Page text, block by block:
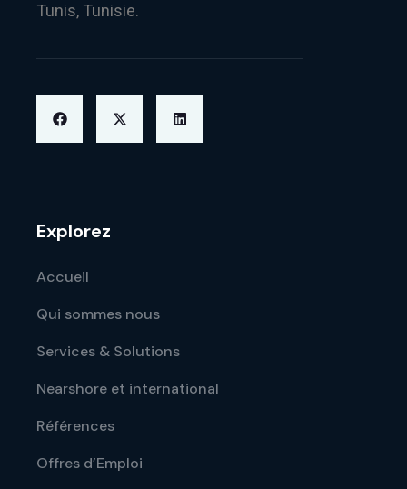
Tunis, Tunisie.
Explorez
Accueil
Qui sommes nous
Services & Solutions
Nearshore et international
Références
Offres d’Emploi